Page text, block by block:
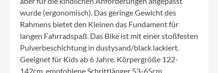
wurde (ergonomisch). Das geringe Gewicht des
Rahmens bietet den Kleinen das Fundament für
langen Fahrradspaß. Das Bike ist mit einer stoßfesten
Pulverbeschichtung in dustysand/black lackiert.
Geeignet für Kids ab 6 Jahre. Körpergröße 122-
142cm, empfohlene Schrittlänger 53-65cm.